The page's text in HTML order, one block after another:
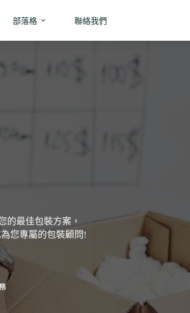
部落格 聯絡我們
的最佳包裝方案，
您專屬的包裝顧問!